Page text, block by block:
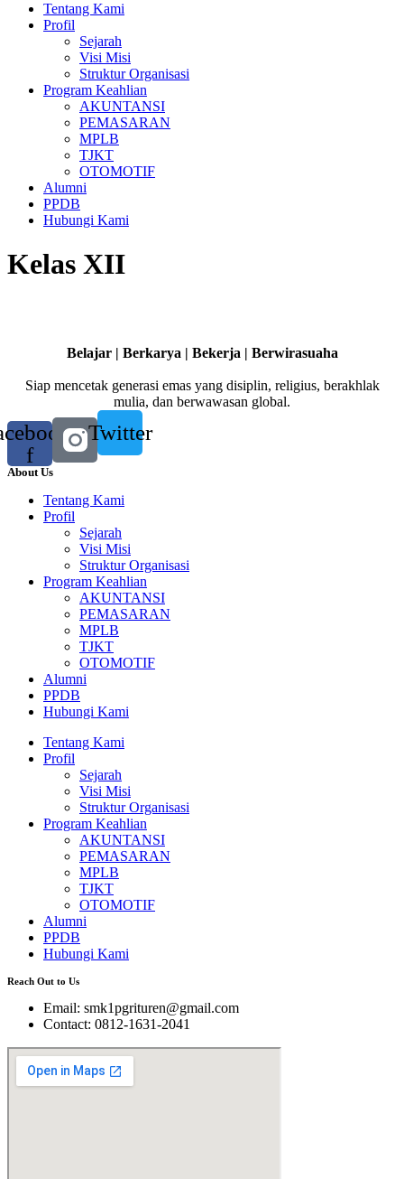
Tentang Kami
Profil
Sejarah
Visi Misi
Struktur Organisasi
Program Keahlian
AKUNTANSI
PEMASARAN
MPLB
TJKT
OTOMOTIF
Alumni
PPDB
Hubungi Kami
Kelas XII
Belajar | Berkarya | Bekerja | Berwirasuaha
Siap mencetak generasi emas yang disiplin, religius, berakhlak
mulia, dan berwawasan global.
f
Twitter
About Us
Tentang Kami
Profil
Sejarah
Visi Misi
Struktur Organisasi
Program Keahlian
AKUNTANSI
PEMASARAN
MPLB
TJKT
OTOMOTIF
Alumni
PPDB
Hubungi Kami
Tentang Kami
Profil
Sejarah
Visi Misi
Struktur Organisasi
Program Keahlian
AKUNTANSI
PEMASARAN
MPLB
TJKT
OTOMOTIF
Alumni
PPDB
Hubungi Kami
Reach Out to Us
Email: smk1pgrituren@gmail.com
Contact: 0812-1631-2041